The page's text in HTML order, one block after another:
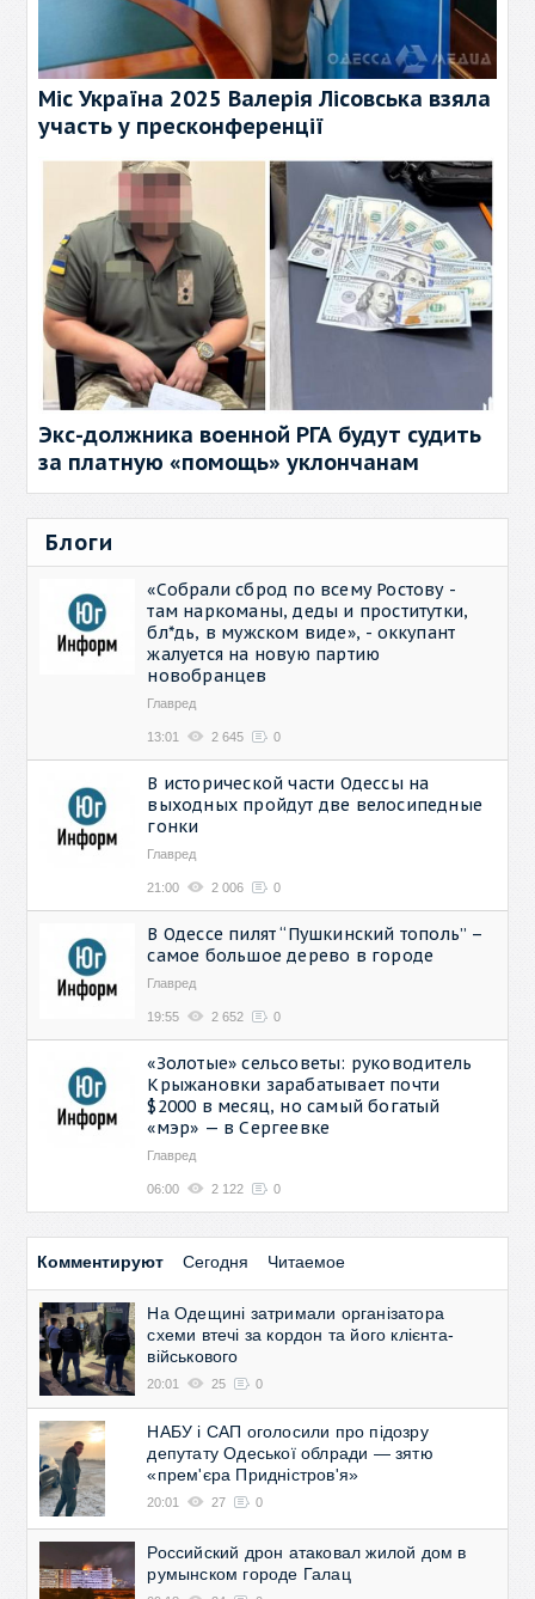
Міс Україна 2025 Валерія Лісовська взяла
участь у пресконференції
Экс-должника военной РГА будут судить
за платную «помощь» уклончанам
Блоги
«Собрали сброд по всему Ростову -
там наркоманы, деды и проститутки,
бл*дь, в мужском виде», - оккупант
жалуется на новую партию
новобранцев
Главред
13:01 2 645 0
В исторической части Одессы на
выходных пройдут две велосипедные
гонки
Главред
21:00 2 006 0
В Одессе пилят “Пушкинский тополь” –
самое большое дерево в городе
Главред
19:55 2 652 0
«Золотые» сельсоветы: руководитель
Крыжановки зарабатывает почти
$2000 в месяц, но самый богатый
«мэр» — в Сергеевке
Главред
06:00 2 122 0
Комментируют Сегодня Читаемое
На Одещині затримали організатора
схеми втечі за кордон та його клієнта-
військового
20:01 25 0
НАБУ і САП оголосили про підозру
депутату Одеської облради — зятю
«прем'єра Придністров'я»
20:01 27 0
Российский дрон атаковал жилой дом в
румынском городе Галац